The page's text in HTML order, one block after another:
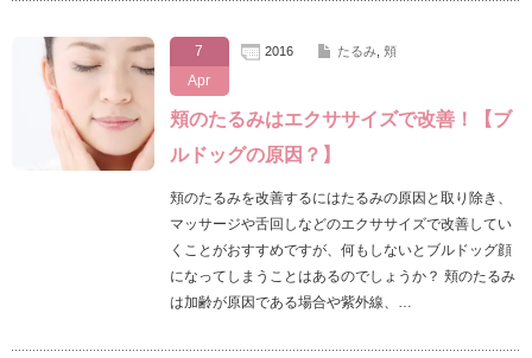
7
Apr
2016 たるみ, 頬
頬のたるみはエクササイズで改善！【ブ
ルドッグの原因？】
頬のたるみを改善するにはたるみの原因と取り除き、
マッサージや舌回しなどのエクササイズで改善してい
くことがおすすめですが、何もしないとブルドッグ顔
になってしまうことはあるのでしょうか？ 頬のたるみ
は加齢が原因である場合や紫外線、…